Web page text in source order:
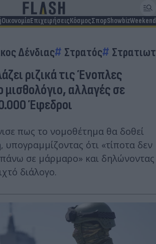
ΟικονομίαΕπιχειρήσειςΚόσμοςΣπορShowbizWeekend
Δένδιας Στρατός
ριζικά τις Ένοπλες
μισθολόγιο, αλλαγές σε
Έφεδροι
πως το νομοθέτημα θα δοθεί
υπογραμμίζοντας ότι «τίποτα δεν
πάνω σε μάρμαρο» και δηλώνοντας
διάλογο.